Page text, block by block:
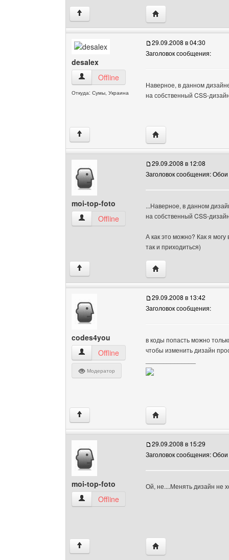
↑ Посетить сайт
desalex
desalex Посмотреть профиль
Offline
Откуда: Сумы, Украина
29.09.2008 в 04:30
Заголовок сообщения:
Наверное, в данном
на собственный CSS-
↑ Посетить сайт
moi-top-foto
moi-top-foto Посмотреть профиль
Offline
29.09.2008 в 12:08
Заголовок сообщения: Обои
...Наверное, в данном
на собственный CSS-
А как это можно? Как я
так и приходиться)
↑ Посетить сайт
codes4you
codes4you Посмотреть профиль
Offline
Модератор
29.09.2008 в 13:42
Заголовок сообщения:
в коды попасть можно
чтобы изменить дизайн
↑ Посетить сайт
moi-top-foto
moi-top-foto Посмотреть профиль
Offline
29.09.2008 в 15:29
Заголовок сообщения: Обои
Ой, не....Менять дизайн не
↑ Посетить сайт